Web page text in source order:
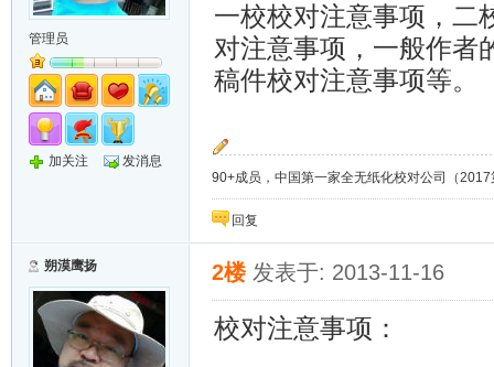
管理员
加关注 发消息
一校校对注意事项，二
对注意事项，一般作者
稿件校对注意事项等。
90+成员，中国第一家全无纸化校对公司（
回复
朔漠鹰扬 2楼 发表于: 2013-11-16
校对注意事项：